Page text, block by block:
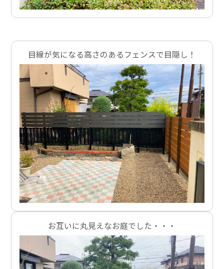
目線が気になる高さのあるフェンスで目隠し！
お互いに丸見えなお庭でした・・・